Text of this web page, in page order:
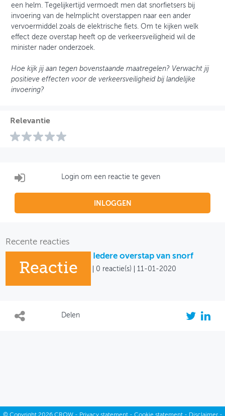
een helm. Tegelijkertijd vermoedt men dat snorfietsers bij
invoering van de helmplicht overstappen naar een ander
vervoermiddel zoals de elektrische fiets. Om te kijken welk
effect deze overstap heeft op de verkeersveiligheid wil de
minister nader onderzoek.
Hoe kijk jij aan tegen bovenstaande maatregelen? Verwacht jij
positieve effecten voor de verkeersveiligheid bij landelijke
invoering?
Relevantie
Login om een reactie te geven
INLOGGEN
Recente reacties
Reactie
Iedere overstap van snorf
0 reactie(s) 11-01-2020
Delen